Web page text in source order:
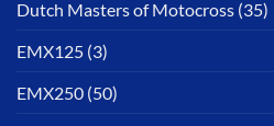
Dutch Masters of Motocross (35)
EMX125 (3)
EMX250 (50)